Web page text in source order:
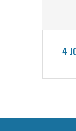
4